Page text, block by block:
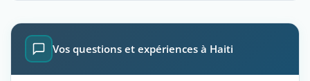
Vos questions et expériences à Haiti